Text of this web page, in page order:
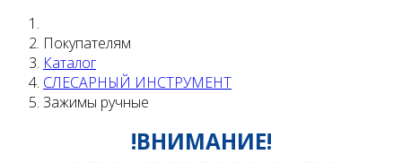
Покупателям
Каталог
СЛЕСАРНЫЙ ИНСТРУМЕНТ
Зажимы ручные
!ВНИМАНИЕ!